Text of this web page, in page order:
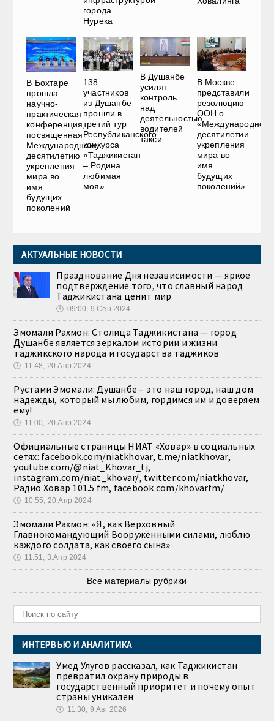
города
Нурека
В Бохтаре
прошла
научно-
практическая
конференция,
посвященная
Международному
десятилетию
укрепления
мира во
имя
будущих
поколений
138
участников
из Душанбе
прошли в
третий тур
Республиканского
конкурса
«Таджикистан
– Родина
любимая
моя»
В Душанбе
усилят
контроль
над
деятельностью
водителей
такси
В Москве
представили
резолюцию
ООН о
«Международном
десятилетии
укрепления
мира во
имя
будущих
поколений»
АКТУАЛЬНЫЕ НОВОСТИ
Празднование Дня независимости — яркое
подтверждение того, что славный народ
Таджикистана ценит мир
🕔 09:00, 9.Сен 2024
Эмомали Рахмон: Столица Таджикистана — город
Душанбе является зеркалом истории и жизни
таджикского народа и государства таджиков
🕔 11:48, 20.Апр 2024
Рустами Эмомали: Душанбе – это наш город, наш дом
надежды, который мы любим, гордимся им и доверяем
ему!
🕔 11:00, 20.Апр 2024
Официальные страницы НИАТ «Ховар» в социальных
сетях: facebook.com/niatkhovar, t.me/niatkhovar,
youtube.com/@niat_Khovar_tj,
instagram.com/niat_khovar/, twitter.com/niatkhovar,
Радио Ховар 101.5 fm, facebook.com/khovarfm/
🕔 10:55, 20.Апр 2024
Эмомали Рахмон: «Я, как Верховный
Главнокомандующий Вооружёнными силами, люблю
каждого солдата, как своего сына»
🕔 11:51, 3.Апр 2024
Все материалы рубрики
ИНТЕРВЬЮ И АНАЛИТИКА
Умед Улугов рассказал, как Таджикистан
превратил охрану природы в
государственный приоритет и почему опыт
страны уникален
🕔 11:30, 9.Авг 2026